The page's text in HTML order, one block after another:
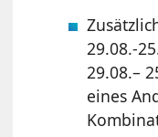
29.08.-
29.08.–
eines